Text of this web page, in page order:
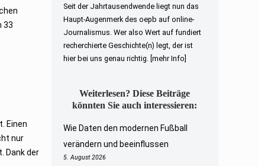
33
Einen
nur
Dank der
Seit der Jahrtausendwende liegt nun das
Haupt-Augenmerk des oepb auf online-
Journalismus. Wer also Wert auf fundiert
recherchierte Geschichte(n) legt, der ist
hier bei uns genau richtig. [mehr Info]
Weiterlesen? Diese Beiträge
könnten Sie auch interessieren:
Wie Daten den modernen Fußball
verändern und beeinflussen
5. August 2026